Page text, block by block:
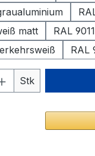
matt
RAL
RAL
Anzahl: Gib
Stk